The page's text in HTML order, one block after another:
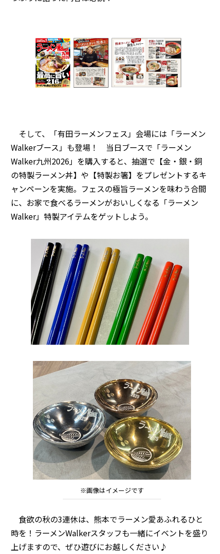
そして、「有田ラーメンフェス」会場には「ラーメン
Walkerブース」も登場！ 当日ブースで「ラーメン
Walker九州2026」を購入すると、抽選で【金・銀・銅
の特製ラーメン丼】や【特製お箸】をプレゼントするキ
ャンペーンを実施。フェスの極旨ラーメンを味わう合間
に、お家で食べるラーメンがおいしくなる「ラーメン
Walker」特製アイテムをゲットしよう。
※画像はイメージです
食欲の秋の3連休は、熊本でラーメン愛あふれるひと
時を！ラーメンWalkerスタッフも一緒にイベントを盛り
上げますので、ぜひ遊びにお越しください♪